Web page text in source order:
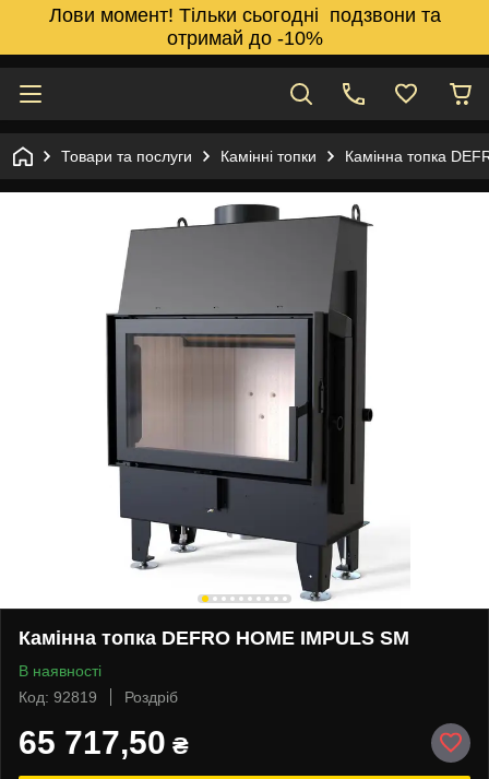
Лови момент! Тільки сьогодні подзвони та
отримай до -10%
Товари та послуги Камінні топки Камінна топка
Камінна топка DEFRO HOME IMPULS SM
В наявності
Код: 92819
Роздріб
65 717,50 ₴